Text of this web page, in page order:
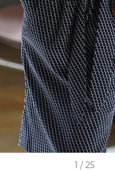
1 / 25